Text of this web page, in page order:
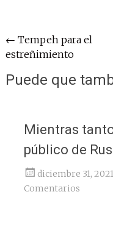
Navegación
de
entradas
← Tempeh para el
estreñimiento
Puede que
Mientras
público de
diciembre 31, 2021
Comentarios